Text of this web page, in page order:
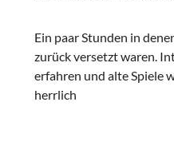
Ein paar Stunden in
zurück versetzt waren.
erfahren und alte Spiele
herrlich